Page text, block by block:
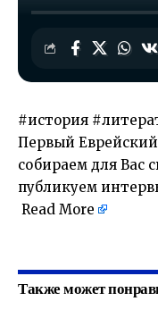
#история
Первый
собираем для Вас
публикуем
Read More
Также может